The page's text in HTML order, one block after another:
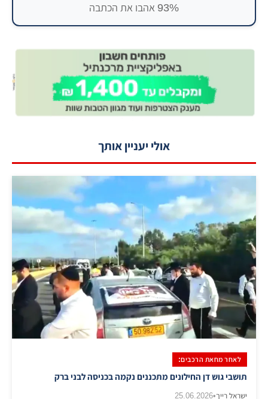
93% אהבו את הכתבה
אולי יעניין אותך
לאחר מחאת הרכבים:
​תושבי גוש דן החילונים מתכננים נקמה בכניסה לבני ברק
ישראל רייך•
25.06.2026